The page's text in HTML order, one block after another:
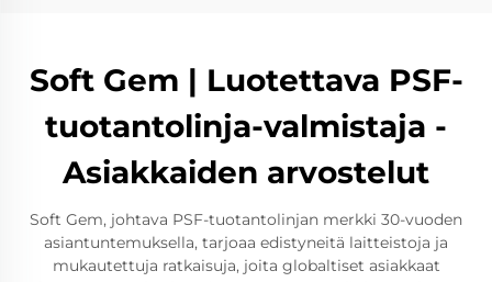
Soft Gem | Luotettava PSF-
tuotantolinja-valmistaja -
Asiakkaiden arvostelut
Soft Gem, johtava PSF-tuotantolinjan merkki 30-vuoden
asiantuntemuksella, tarjoaa edistyneitä laitteistoja ja
mukautettuja ratkaisuja, joita globaltiset asiakkaat